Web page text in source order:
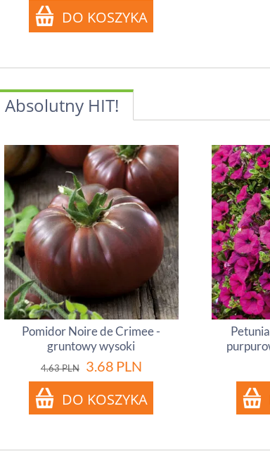
Absolutny HIT!
Pomidor Noire de Crimee -
gruntowy wysoki
4.63PLN 3.68 PLN